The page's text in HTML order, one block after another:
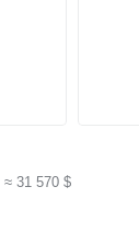
≈ 31 570 $